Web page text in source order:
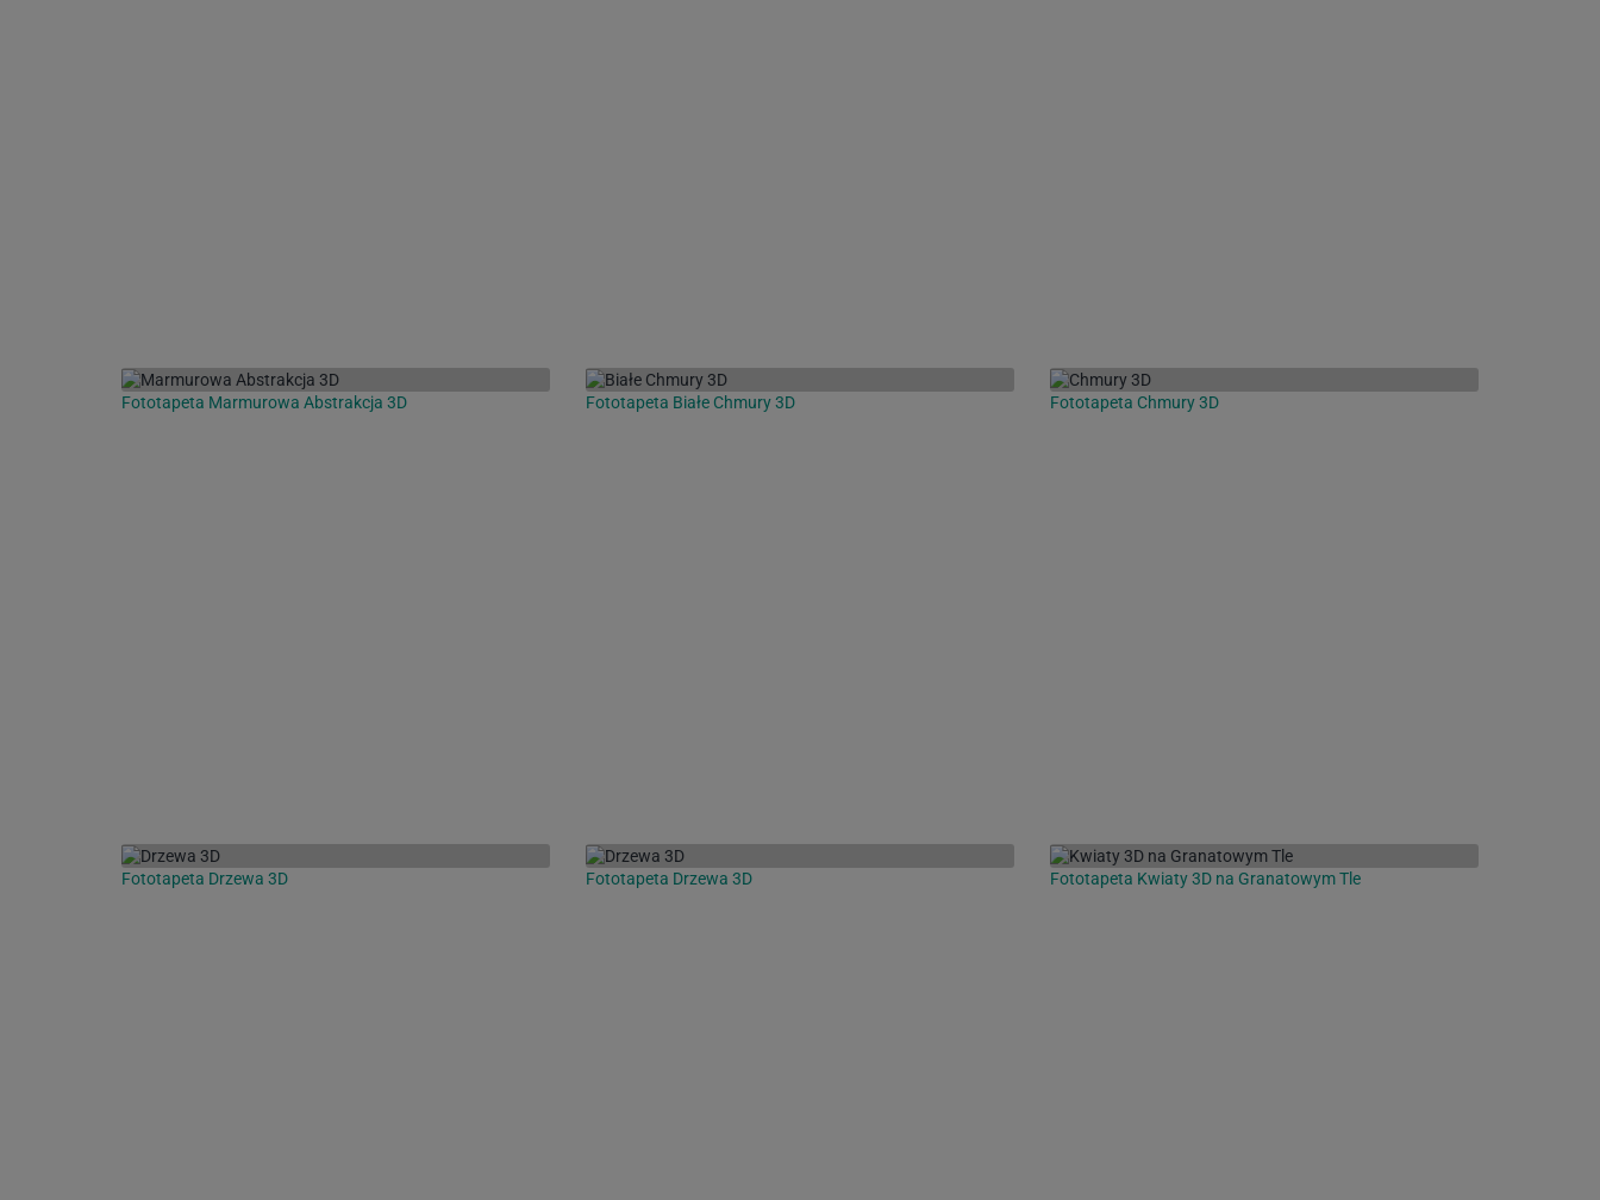
Fototapeta Marmurowa Abstrakcja 3D Fototapeta Białe Chmury 3D Fototapeta Chmury 3D
Fototapeta Drzewa 3D Fototapeta Drzewa 3D Fototapeta Kwiaty 3D na Granatowym Tle